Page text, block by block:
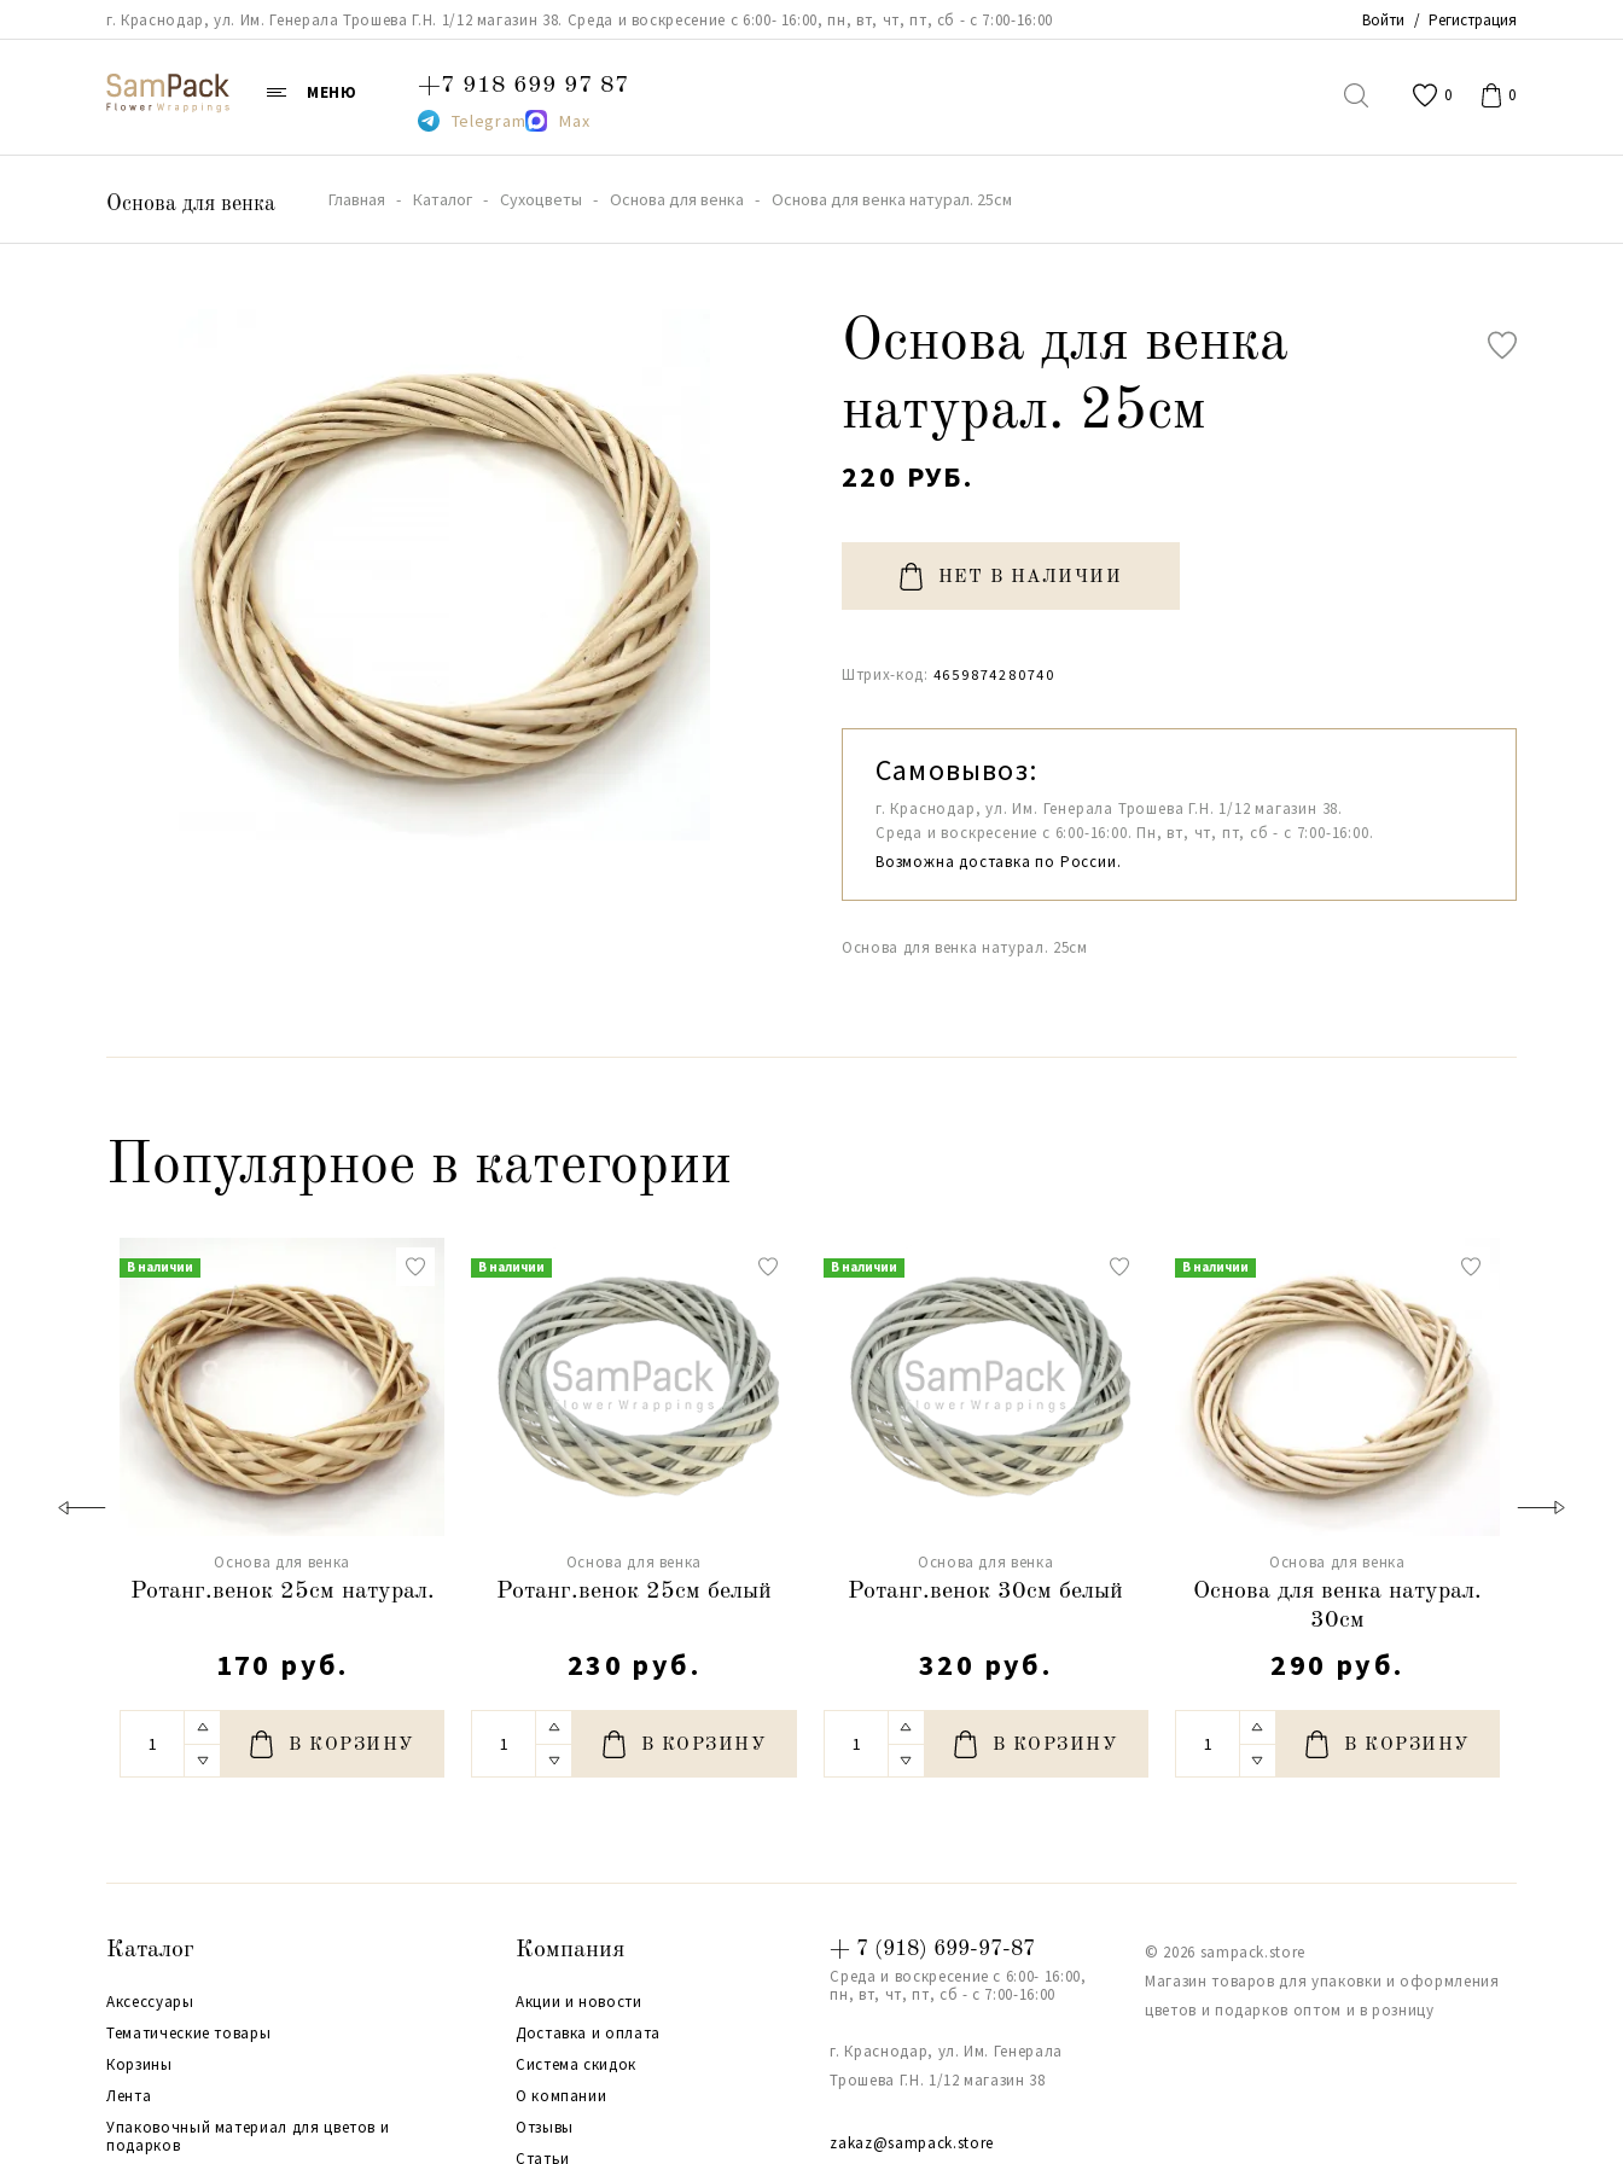
г. Краснодар, ул. Им. Генерала Трошева Г.Н. 1/12 магазин 38. Среда и воскресение с 6:00- 16:00, пн, вт, чт, пт, сб - с 7:00-16:00 Войти / Регистрация
МЕНЮ +7 918 699 97 87
Telegram Max
0 0
Основа для венка Главная Каталог Сухоцветы Основа для венка Основа для венка натурал. 25см
Основа для венка
натурал. 25см
220 РУБ.
НЕТ В НАЛИЧИИ
Штрих-код: 4659874280740
Самовывоз:
г. Краснодар, ул. Им. Генерала Трошева Г.Н. 1/12 магазин 38.
Среда и воскресение с 6:00-16:00. Пн, вт, чт, пт, сб - с 7:00-16:00.
Возможна доставка по России.
Основа для венка натурал. 25см
Популярное в категории
В наличии
Основа для венка
Ротанг.венок 25см натурал.
170 руб.
В КОРЗИНУ
В наличии
Основа для венка
Ротанг.венок 25см белый
230 руб.
В КОРЗИНУ
В наличии
Основа для венка
Ротанг.венок 30см белый
320 руб.
В КОРЗИНУ
В наличии
Основа для венка
Основа для венка натурал.
30см
290 руб.
В КОРЗИНУ
Каталог
Аксессуары
Тематические товары
Корзины
Лента
Упаковочный материал для цветов и
подарков
Компания
Акции и новости
Доставка и оплата
Система скидок
О компании
Отзывы
Статьи
+ 7 (918) 699-97-87
Среда и воскресение с 6:00- 16:00,
пн, вт, чт, пт, сб - с 7:00-16:00
г. Краснодар, ул. Им. Генерала
Трошева Г.Н. 1/12 магазин 38
zakaz@sampack.store
© 2026 sampack.store
Магазин товаров для упаковки и оформления
цветов и подарков оптом и в розницу